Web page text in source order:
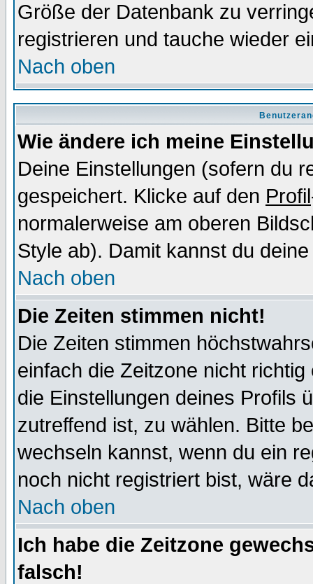
Größe der Datenbank zu
registrieren und tauche wieder
Nach oben
Wie ändere ich meine
Deine Einstellungen (sofern du
gespeichert. Klicke auf den Profil
normalerweise am oberen
Style ab). Damit kannst du
Nach oben
Die Zeiten stimmen nicht!
Die Zeiten stimmen
einfach die Zeitzone nicht
die Einstellungen deines Profils
zutreffend ist, zu wählen. Bitte
wechseln kannst, wenn du ein
noch nicht registriert bist, wäre
Nach oben
Ich habe die Zeitzone
falsch!